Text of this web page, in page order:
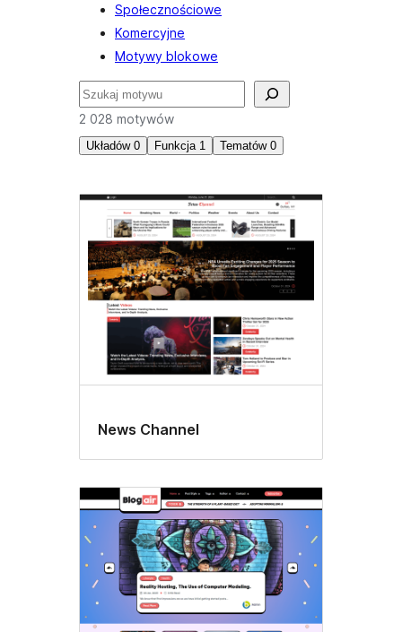
Społecznościowe
Komercyjne
Motywy blokowe
Szukaj
2 028 motywów
Układów 0 Funkcja 1 Tematów 0
Wyróżniony
nagłówek
obrazu
News Channel